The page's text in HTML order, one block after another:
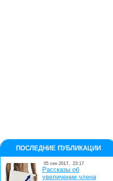
ПОСЛЕДНИЕ ПУБЛИКАЦИИ
05 сен 2017, 23:17
Рассказы об
увеличении члена